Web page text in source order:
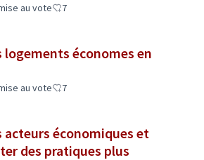
au vote 7
logements économes en
au vote 7
acteurs économiques et
des pratiques plus